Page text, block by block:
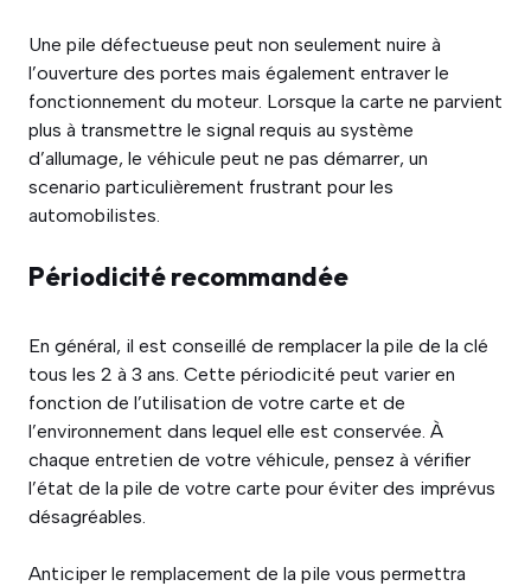
Une pile défectueuse peut non seulement nuire à
l’ouverture des portes mais également entraver le
fonctionnement du moteur. Lorsque la carte ne parvient
plus à transmettre le signal requis au système
d’allumage, le véhicule peut ne pas démarrer, un
scenario particulièrement frustrant pour les
automobilistes.
Périodicité recommandée
En général, il est conseillé de remplacer la pile de la clé
tous les 2 à 3 ans. Cette périodicité peut varier en
fonction de l’utilisation de votre carte et de
l’environnement dans lequel elle est conservée. À
chaque entretien de votre véhicule, pensez à vérifier
l’état de la pile de votre carte pour éviter des imprévus
désagréables.
Anticiper le remplacement de la pile vous permettra